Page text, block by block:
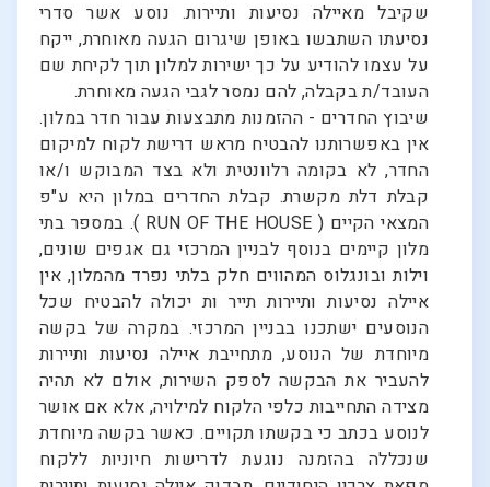
שקיבל מאיילה נסיעות ותיירות. נוסע אשר סדרי
נסיעתו השתבשו באופן שיגרום הגעה מאוחרת, ייקח
על עצמו להודיע על כך ישירות למלון תוך לקיחת שם
העובד/ת בקבלה, להם נמסר לגבי הגעה מאוחרת.
שיבוץ החדרים - ההזמנות מתבצעות עבור חדר במלון.
אין באפשרותנו להבטיח מראש דרישת לקוח למיקום
החדר, לא בקומה רלוונטית ולא בצד המבוקש ו/או
קבלת דלת מקשרת. קבלת החדרים במלון היא ע"פ
המצאי הקיים ( RUN OF THE HOUSE ). במספר בתי
מלון קיימים בנוסף לבניין המרכזי גם אגפים שונים,
וילות ובונגלוס המהווים חלק בלתי נפרד מהמלון, אין
איילה נסיעות ותיירות תייר ות יכולה להבטיח שכל
הנוסעים ישתכנו בבניין המרכזי. במקרה של בקשה
מיוחדת של הנוסע, מתחייבת איילה נסיעות ותיירות
להעביר את הבקשה לספק השירות, אולם לא תהיה
מצידה התחייבות כלפי הלקוח למילויה, אלא אם אושר
לנוסע בכתב כי בקשתו תקויים. כאשר בקשה מיוחדת
שנכללה בהזמנה נוגעת לדרישות חיוניות ללקוח